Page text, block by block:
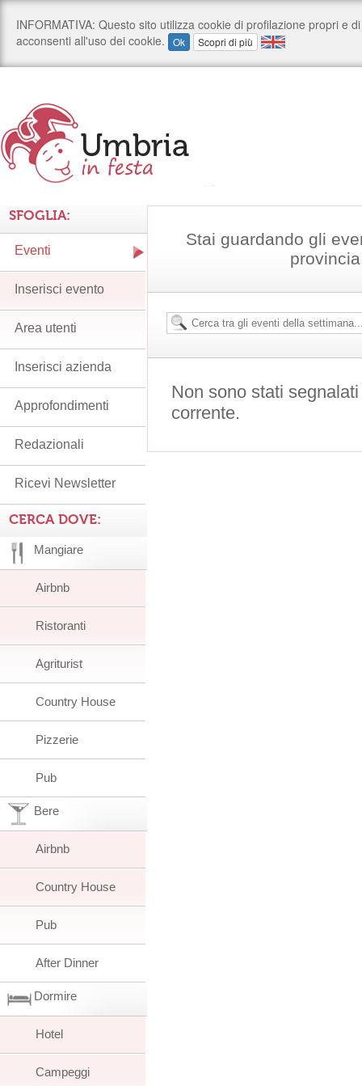
Stai guardando gli
Non sono stati
corrente.
SFOGLIA:
Eventi
Inserisci evento
Area utenti
Inserisci azienda
Approfondimenti
Redazionali
Ricevi Newsletter
CERCA DOVE:
Mangiare
Airbnb
Ristoranti
Agriturist
Country House
Pizzerie
Pub
Bere
Airbnb
Country House
Pub
After Dinner
Dormire
Hotel
Campeggi